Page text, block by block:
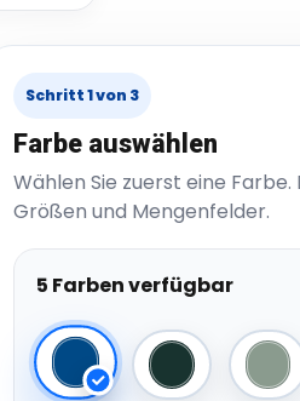
Schritt 1 von 3
Farbe auswählen
Wählen Sie zuerst eine
Größen und Mengenfelder.
5 Farben verfügbar
Blue Topaz Dark Emerald